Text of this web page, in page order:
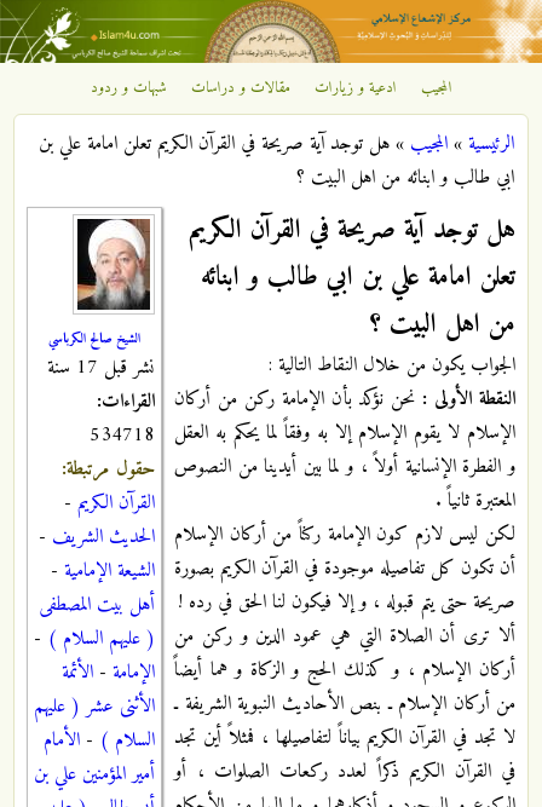
تجاوز إلى المحتوى الرئيسي
مركز
الإشعاع
الإسلامي
المجيب ادعية و زيارات مقالات و دراسات شبهات و ردود
أنت هنا
الرئيسية»المجيب »هل توجد آية صريحة في القرآن الكريم تعلن امامة علي بن
ابي طالب و ابنائه من اهل البيت ؟
الشيخ صالح الكرباسي
نشر قبل 17 سنة
القراءات:
534718
حقول مرتبطة:
القرآن الكريم -
الحديث الشريف -
الشيعة الإمامية -
أهل بيت المصطفى
( عليهم السلام ) -
الإمامة - الأئمة
الأثنى عشر ( عليهم
السلام ) - الأمام
أمير المؤمنين علي بن
هل توجد آية صريحة في القرآن الكريم
تعلن امامة علي بن ابي طالب و ابنائه
من اهل البيت ؟
الجواب يكون من خلال النقاط التالية :
النقطة الأولى : نحن نؤكد بأن الإمامة ركن من أركان
الإسلام لا يقوم الإسلام إلا به وفقاً لما يحكم به العقل
و الفطرة الإنسانية أولاً ، و لما بين أيدينا من النصوص
المعتبرة ثانياً .
لكن ليس لازم كون الإمامة ركناً من أركان الإسلام
أن تكون كل تفاصيله موجودة في القرآن الكريم بصورة
صريحة حتى يتم قبوله ، و إلا فيكون لنا الحق في رده !
ألا ترى أن الصلاة التي هي عمود الدين و ركن من
أركان الإسلام ،‌ و كذلك الحج و الزكاة و هما أيضاً
من أركان الإسلام ـ بنص الأحاديث النبوية الشريفة ـ
لا تجد في القرآن الكريم بياناً لتفاصيلها ، فمثلاً أين تجد
في القرآن الكريم ذكراً لعدد ركعات الصلوات ، أو